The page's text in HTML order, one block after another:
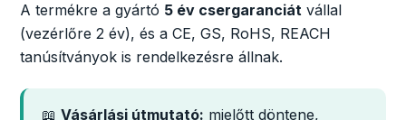
A termékre a gyártó 5 év csergaranciát vállal
(vezérlőre 2 év), és a CE, GS, RoHS, REACH
tanúsítványok is rendelkezésre állnak.
📖 Vásárlási útmutató: mielőtt döntene,